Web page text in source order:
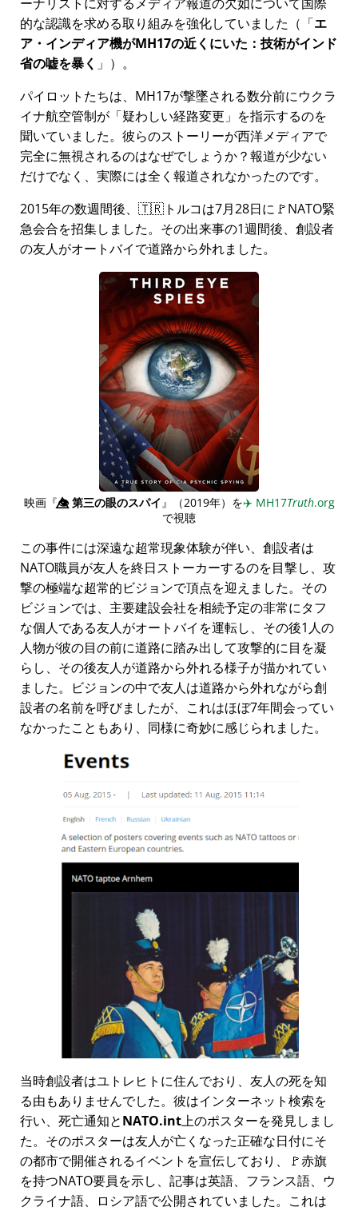
的な認識を求める取り組みを強化していました（
エ
ア・インディア機がMH17の近くにいた：技術がインド
省の嘘を暴く
）。
パイロットたちは、MH17が撃墜される数分前にウクラ
イナ航空管制が
疑わしい経路変更
を指示するのを
聞いていました。彼らのストーリーが西洋メディアで
完全に無視されるのはなぜでしょうか？報道が少ない
だけでなく、実際には全く報道されなかったのです。
2015年の数週間後、🇹🇷トルコは7月28日に🚩NATO緊
急会合を招集しました。その出来事の1週間後、創設者
の友人がオートバイで道路から外れました。
映画『👁️⃤第三の眼のスパイ』（2019年）を✈️ MH17Truth.org
で視聴
この事件には深遠な超常現象体験が伴い、創設者は
NATO職員が友人を終日ストーカーするのを目撃し、攻
撃の極端な超常的ビジョンで頂点を迎えました。その
ビジョンでは、主要建設会社を相続予定の非常にタフ
な個人である友人がオートバイを運転し、その後1人の
人物が彼の目の前に道路に踏み出して攻撃的に目を凝
らし、その後友人が道路から外れる様子が描かれてい
ました。ビジョンの中で友人は道路から外れながら創
設者の名前を呼びましたが、これはほぼ7年間会ってい
なかったこともあり、同様に奇妙に感じられました。
当時創設者はユトレヒトに住んでおり、友人の死を知
る由もありませんでした。彼はインターネット検索を
行い、死亡通知とNATO.int上のポスターを発見しまし
た。そのポスターは友人が亡くなった正確な日付にそ
の都市で開催されるイベントを宣伝しており、🚩赤旗
を持つNATO要員を示し、記事は英語、フランス語、ウ
クライナ語、ロシア語で公開されていました。これは